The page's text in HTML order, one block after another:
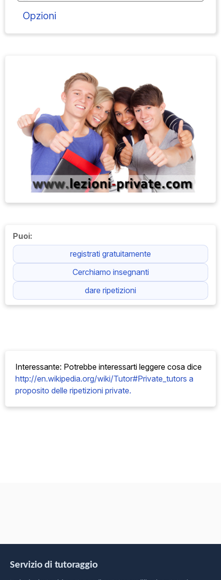
Opzioni
Puoi:
registrati gratuitamente
Cerchiamo insegnanti
dare ripetizioni
Interessante: Potrebbe interessarti leggere cosa dice
http://en.wikipedia.org/wiki/Tutor#Private_tutors a
proposito delle ripetizioni private.
Servizio di tutoraggio